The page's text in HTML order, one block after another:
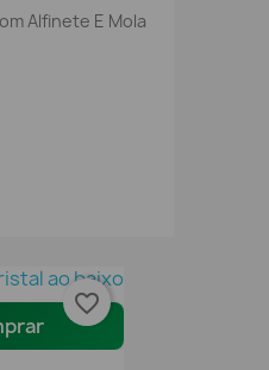
Alfinete E Mola
favorite_border